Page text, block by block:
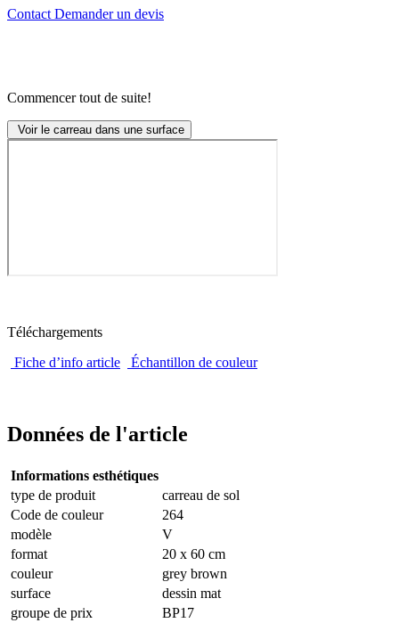
Contact Demander un devis
Commencer tout de suite!
Voir le carreau dans une surface
Téléchargements
Fiche d’info article
Échantillon de couleur
Données de l'article
Informations esthétiques
type de produit
carreau de sol
Code de couleur
264
modèle
V
format
20 x 60 cm
couleur
grey brown
surface
dessin mat
groupe de prix
BP17